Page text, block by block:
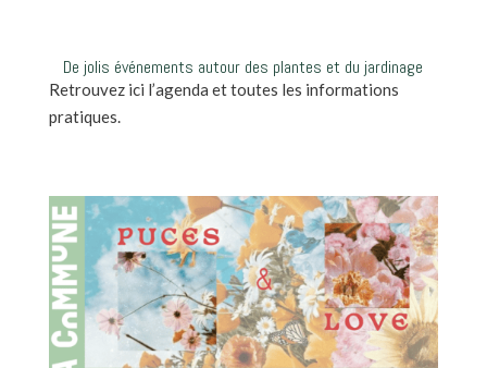
De jolis événements autour des plantes et du jardinage
Retrouvez ici l’agenda et toutes les informations
pratiques.